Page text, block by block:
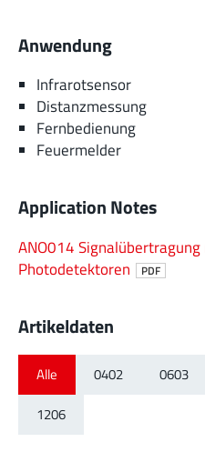
Anwendung
Infrarotsensor
Distanzmessung
Fernbedienung
Feuermelder
Application Notes
ANO014
Photodetektoren
PDF
Artikeldaten
Alle 0402 0603
1206